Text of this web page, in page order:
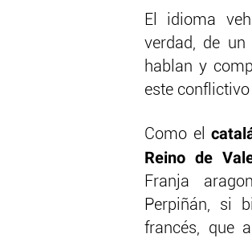
El idioma
verdad, de
hablan y
este conflictivo
Como el
Reino de
Franja
Perpiñán, si
francés, que